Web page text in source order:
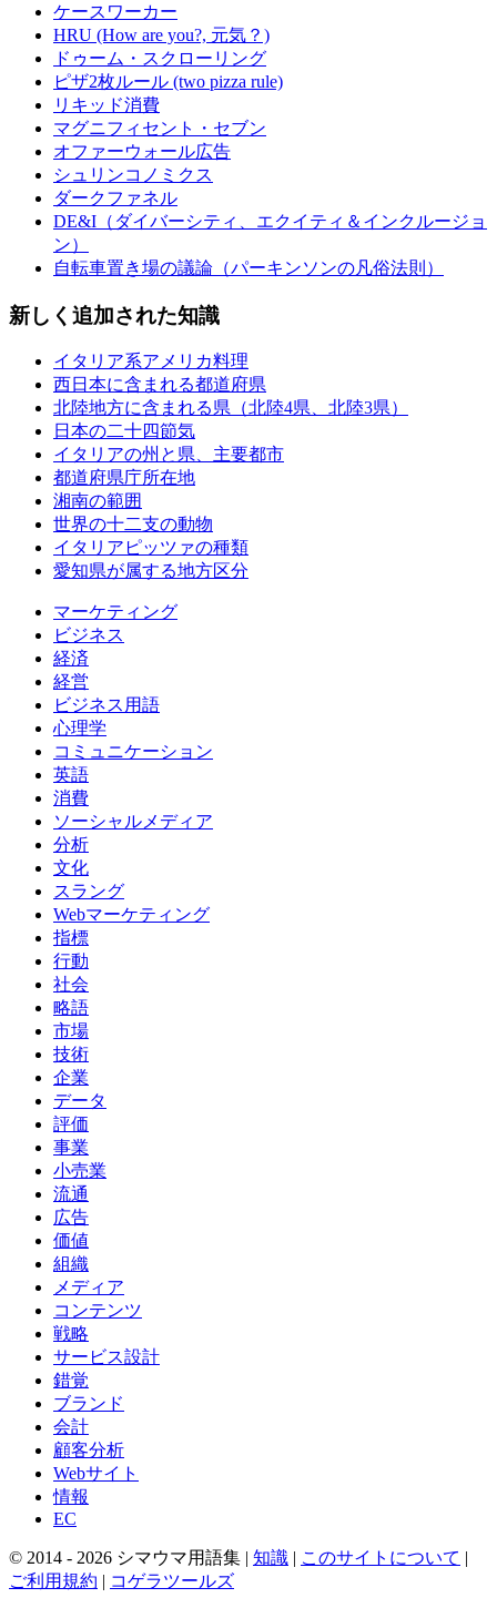
ケースワーカー
HRU (How are you?, 元気？)
ドゥーム・スクローリング
ピザ2枚ルール (two pizza rule)
リキッド消費
マグニフィセント・セブン
オファーウォール広告
シュリンコノミクス
ダークファネル
DE&I（ダイバーシティ、エクイティ＆インクルージョ
ン）
自転車置き場の議論（パーキンソンの凡俗法則）
新しく追加された知識
イタリア系アメリカ料理
西日本に含まれる都道府県
北陸地方に含まれる県（北陸4県、北陸3県）
日本の二十四節気
イタリアの州と県、主要都市
都道府県庁所在地
湘南の範囲
世界の十二支の動物
イタリアピッツァの種類
愛知県が属する地方区分
マーケティング
ビジネス
経済
経営
ビジネス用語
心理学
コミュニケーション
英語
消費
ソーシャルメディア
分析
文化
スラング
Webマーケティング
指標
行動
社会
略語
市場
技術
企業
データ
評価
事業
小売業
流通
広告
価値
組織
メディア
コンテンツ
戦略
サービス設計
錯覚
ブランド
会計
顧客分析
Webサイト
情報
EC
© 2014 - 2026 シマウマ用語集 | 知識 | このサイトについて |
ご利用規約 | コゲラツールズ